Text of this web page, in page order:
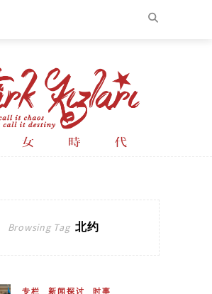
Browsing Tag 北约
专栏 新闻探讨
时事